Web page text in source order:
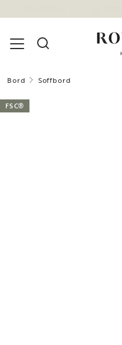
Bord Soffbord
FSC®